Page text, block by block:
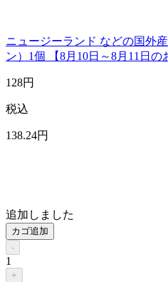
ニュージーランド などの国外
ン）1個 【8月10日～8月11日の
128円
税込
138.24円
追加しました
カゴ追加
-
1
+